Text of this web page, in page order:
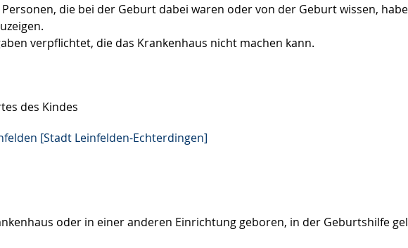
die bei der Geburt dabei waren oder von der Geburt wissen,
verpflichtet, die das Krankenhaus nicht machen kann.
des Kindes
[Stadt Leinfelden-Echterdingen]
oder in einer anderen Einrichtung geboren, in der Geburtshilfe